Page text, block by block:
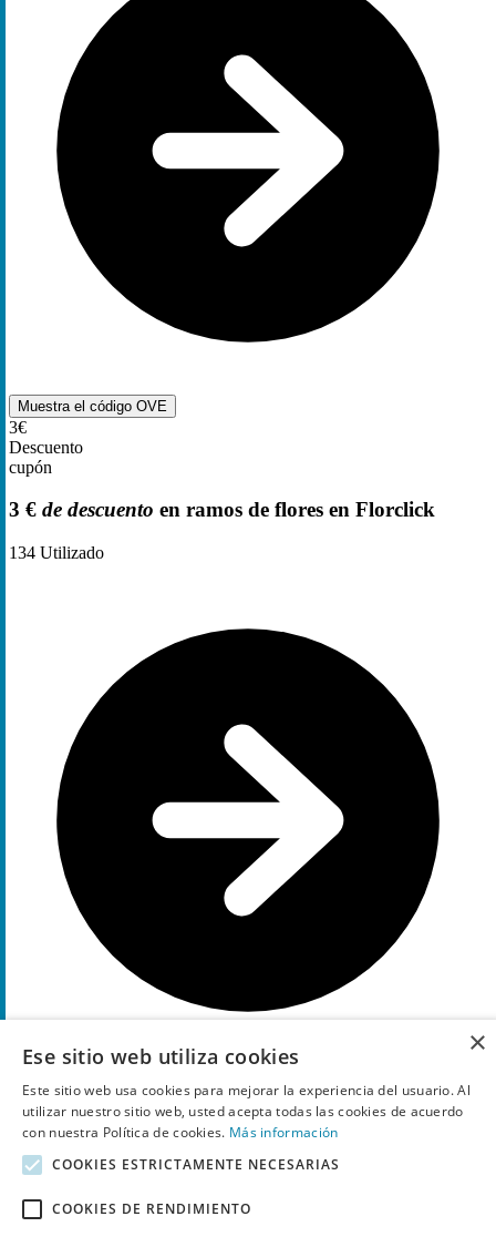
Muestra el código OVE
3€
Descuento
cupón
3 € de descuento en ramos de flores en Florclick
134 Utilizado
3€
Descuento
cupón
Código
29Utilizado
×
Ese sitio web utiliza cookies
Este sitio web usa cookies para mejorar la experiencia del usuario. Al
utilizar nuestro sitio web, usted acepta todas las cookies de acuerdo
con nuestra Política de cookies. Más información
COOKIES ESTRICTAMENTE NECESARIAS
COOKIES DE RENDIMIENTO